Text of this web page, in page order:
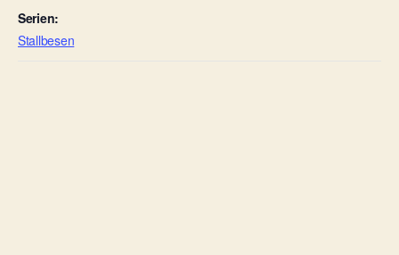
Serien:
Stallbesen